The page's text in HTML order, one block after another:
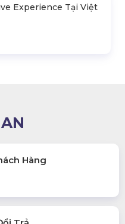
Experience Tại Việt
Hàng